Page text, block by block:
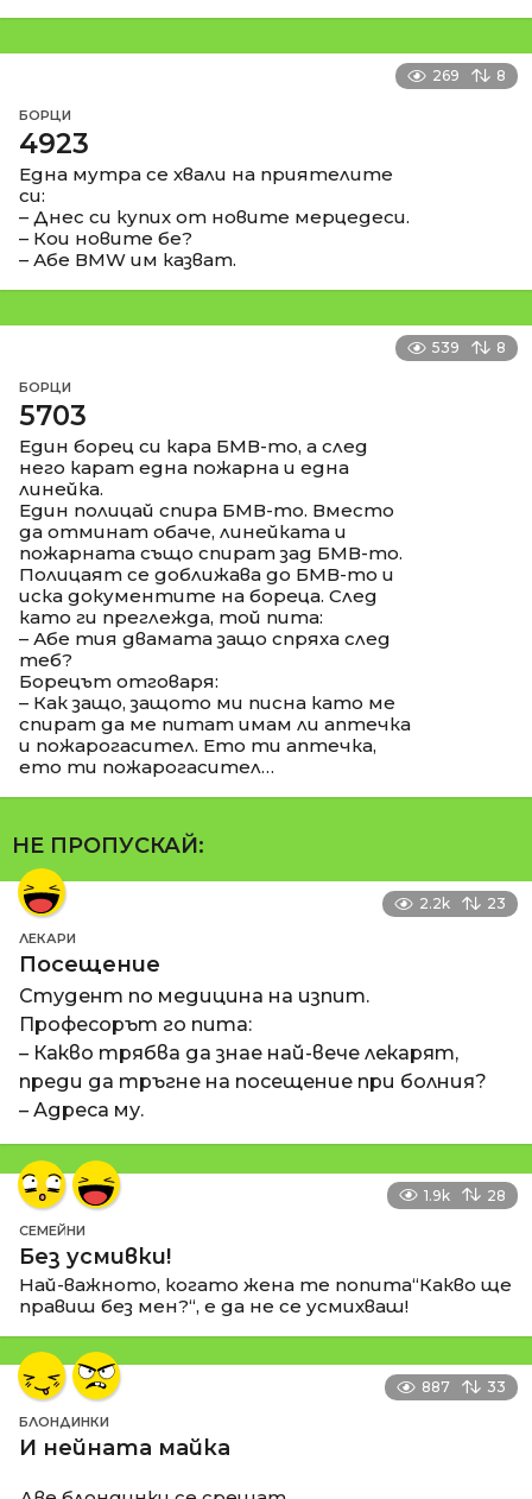
269 8
БОРЦИ
4923
Една мутра се хвали на приятелите
си:
– Днес си купих от новите мерцедеси.
– Кои новите бе?
– Абе ВМW им казват.
539 8
БОРЦИ
5703
Един борец си кара БМВ-то, а след
него карат една пожарна и една
линейка.
Един полицай спира БМВ-то. Вместо
да отминат обаче, линейката и
пожарната също спират зад БМВ-то.
Полицаят се доближава до БМВ-то и
иска документите на бореца. След
като ги преглежда, той пита:
– Абе тия двамата защо спряха след
теб?
Борецът отговаря:
– Как защо, защото ми писна като ме
спират да ме питат имам ли аптечка
и пожарогасител. Ето ти аптечка,
ето ти пожарогасител…
НЕ ПРОПУСКАЙ:
2.2k 23
ЛЕКАРИ
Посещение
Студент по медицина на изпит.
Професорът го пита:
– Какво трябва да знае най-вече лекарят,
преди да тръгне на посещение при болния?
– Адреса му.
1.9k 28
СЕМЕЙНИ
Без усмивки!
Най-важното, когато жена те попита“Какво ще
правиш без мен?“, е да не се усмихваш!
887 33
БЛОНДИНКИ
И нейната майка